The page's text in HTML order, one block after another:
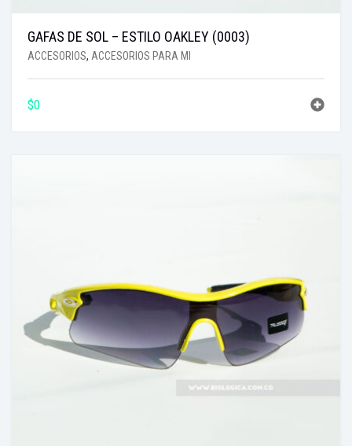
GAFAS DE SOL – ESTILO OAKLEY (0003)
ACCESORIOS, ACCESORIOS PARA MI
$0